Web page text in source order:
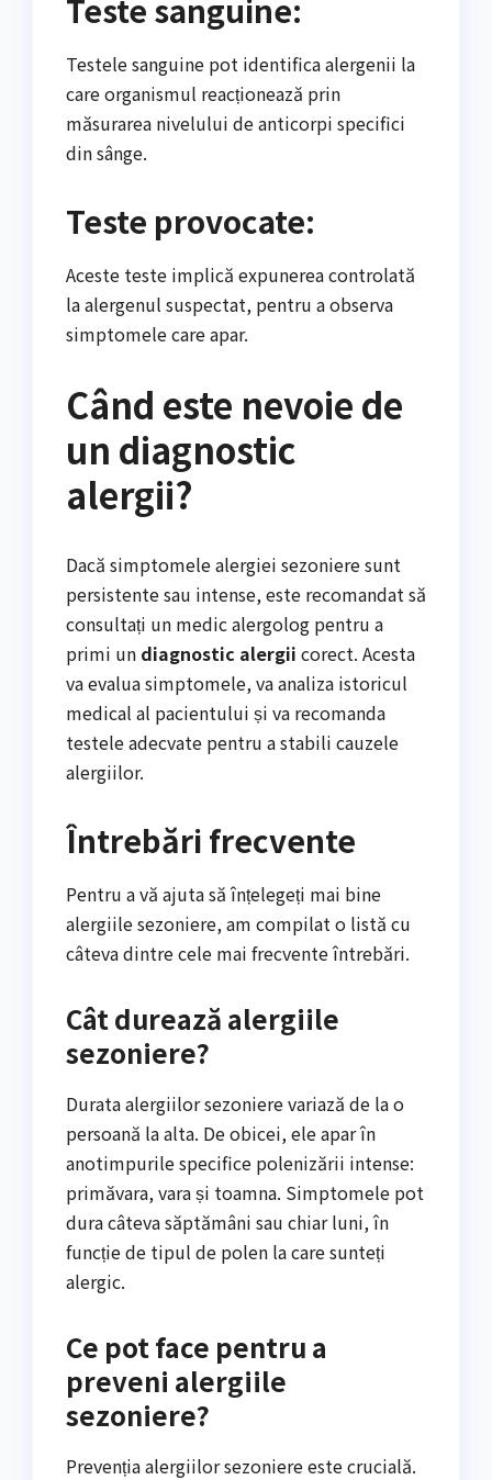
Teste sanguine:
Testele sanguine pot identifica alergenii la
care organismul reacționează prin
măsurarea nivelului de anticorpi specifici
din sânge.
Teste provocate:
Aceste teste implică expunerea controlată
la alergenul suspectat, pentru a observa
simptomele care apar.
Când este nevoie de
un diagnostic
alergii?
Dacă simptomele alergiei sezoniere sunt
persistente sau intense, este recomandat să
consultați un medic alergolog pentru a
primi un diagnostic alergii corect. Acesta
va evalua simptomele, va analiza istoricul
medical al pacientului și va recomanda
testele adecvate pentru a stabili cauzele
alergiilor.
Întrebări frecvente
Pentru a vă ajuta să înțelegeți mai bine
alergiile sezoniere, am compilat o listă cu
câteva dintre cele mai frecvente întrebări.
Cât durează alergiile
sezoniere?
Durata alergiilor sezoniere variază de la o
persoană la alta. De obicei, ele apar în
anotimpurile specifice polenizării intense:
primăvara, vara și toamna. Simptomele pot
dura câteva săptămâni sau chiar luni, în
funcție de tipul de polen la care sunteți
alergic.
Ce pot face pentru a
preveni alergiile
sezoniere?
Prevenția alergiilor sezoniere este crucială.